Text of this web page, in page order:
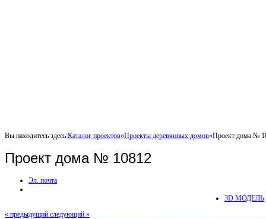
Вы находитесь здесь:Каталог проектов»Проекты деревянных домов»Проект дома №
Проект дома № 10812
Эл. почта
3D МОДЕЛЬ
« предыдущий следующий »